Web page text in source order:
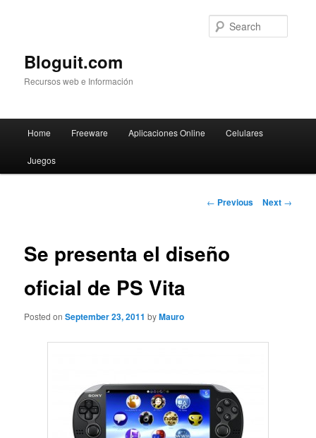
Bloguit.com
Recursos web e Información
Skip
to
Home Freeware Aplicaciones Online Celulares
Juegos
Post
← Previous Next →
Se presenta el diseño
oficial de PS Vita
Posted onSeptember 23, 2011 byMauro